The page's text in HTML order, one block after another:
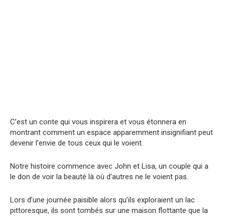
C’est un conte qui vous inspirera et vous étonnera en
montrant comment un espace apparemment insignifiant peut
devenir l’envie de tous ceux qui le voient.
Notre histoire commence avec John et Lisa, un couple qui a
le don de voir la beauté là où d’autres ne le voient pas.
Lors d’une journée paisible alors qu’ils exploraient un lac
pittoresque, ils sont tombés sur une maison flottante que la